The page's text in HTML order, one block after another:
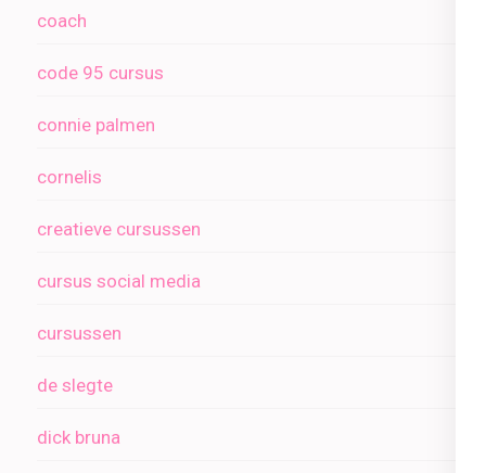
coach
code 95 cursus
connie palmen
cornelis
creatieve cursussen
cursus social media
cursussen
de slegte
dick bruna